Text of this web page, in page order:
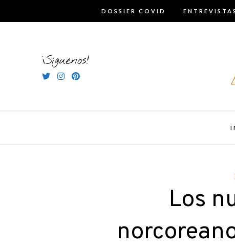
DOSSIER COVID ENTREVISTAS
¡Síguenos!
Los